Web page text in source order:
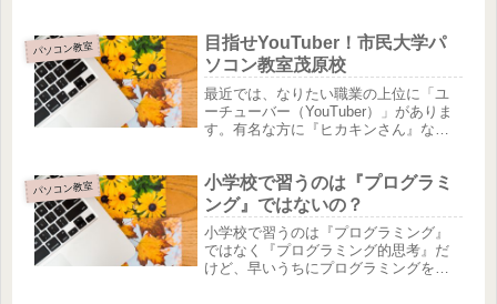
ている時、何かトラブルがあってもす
ぐに対応できるようになる！「会議ソ...
パソコン教室
目指せYouTuber！市民大学パ
ソコン教室茂原校
最近では、なりたい職業の上位に「ユ
ーチューバー（YouTuber）」がありま
す。有名な方に『ヒカキンさん』な
ーチューバーになりたいのか、それ
は、視聴回数に応じて金額が発生す...
パソコン教室
小学校で習うのは『プログラミ
ング』ではないの？
小学校で習うのは『プログラミング』
ではなく『プログラミング的思考』だ
けど、早いうちにプログラミングを身